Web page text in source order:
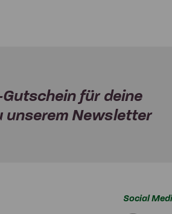
für deine
unserem Newsletter
Social